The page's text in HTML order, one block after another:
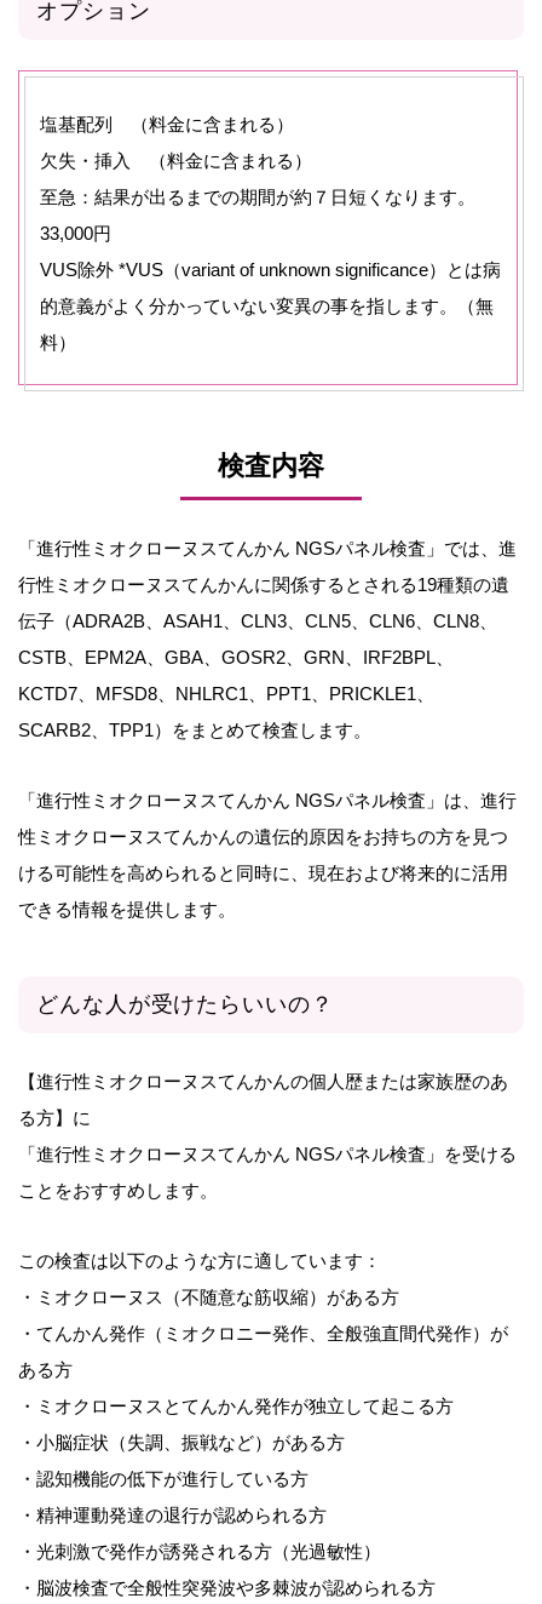
オプション
塩基配列 （料金に含まれる）
欠失・挿入 （料金に含まれる）
至急：結果が出るまでの期間が約７日短くなります。
33,000円
VUS除外 *VUS（variant of unknown significance）とは病
的意義がよく分かっていない変異の事を指します。（無
料）
検査内容
「進行性ミオクローヌスてんかん NGSパネル検査」では、進
行性ミオクローヌスてんかんに関係するとされる19種類の遺
伝子（ADRA2B、ASAH1、CLN3、CLN5、CLN6、CLN8、
CSTB、EPM2A、GBA、GOSR2、GRN、IRF2BPL、
KCTD7、MFSD8、NHLRC1、PPT1、PRICKLE1、
SCARB2、TPP1）をまとめて検査します。
「進行性ミオクローヌスてんかん NGSパネル検査」は、進行
性ミオクローヌスてんかんの遺伝的原因をお持ちの方を見つ
ける可能性を高められると同時に、現在および将来的に活用
できる情報を提供します。
どんな人が受けたらいいの？
【進行性ミオクローヌスてんかんの個人歴または家族歴のあ
る方】に
「進行性ミオクローヌスてんかん NGSパネル検査」を受ける
ことをおすすめします。
この検査は以下のような方に適しています：
・ミオクローヌス（不随意な筋収縮）がある方
・てんかん発作（ミオクロニー発作、全般強直間代発作）が
ある方
・ミオクローヌスとてんかん発作が独立して起こる方
・小脳症状（失調、振戦など）がある方
・認知機能の低下が進行している方
・精神運動発達の退行が認められる方
・光刺激で発作が誘発される方（光過敏性）
・脳波検査で全般性突発波や多棘波が認められる方